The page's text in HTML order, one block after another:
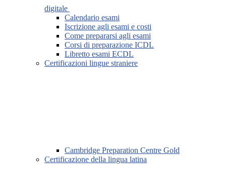
digitale
Calendario esami
Iscrizione agli esami e costi
Come prepararsi agli esami
Corsi di preparazione ICDL
Libretto esami ECDL
Certificazioni lingue straniere
Cambridge Preparation Centre Gold
Certificazione della lingua latina